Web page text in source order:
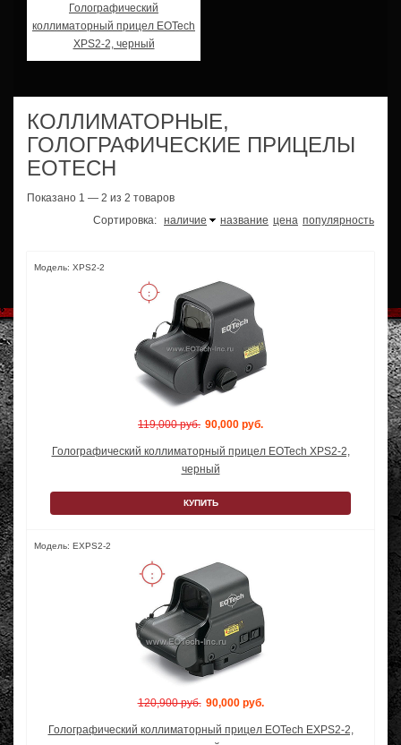
Голографический
коллиматорный прицел EOTech
XPS2-2, черный
КОЛЛИМАТОРНЫЕ,
ГОЛОГРАФИЧЕСКИЕ ПРИЦЕЛЫ
EOTECH
Показано 1 — 2 из 2 товаров
Сортировка: наличие название цена популярность
Модель: XPS2-2
119,000 руб. 90,000 руб.
Голографический коллиматорный прицел EOTech XPS2-2,
черный
КУПИТЬ
Модель: EXPS2-2
120,900 руб. 90,000 руб.
Голографический коллиматорный прицел EOTech EXPS2-2,